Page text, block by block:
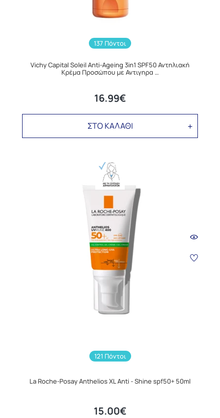
137 Πόντοι
Vichy Capital Soleil Anti-Ageing 3in1 SPF50 Αντηλιακή
Κρέμα Προσώπου με Αντιγηρα …
16.99€
ΣΤΟ ΚΑΛΑΘΙ
121 Πόντοι
La Roche-Posay Anthelios XL Anti - Shine spf50+ 50ml
15.00€